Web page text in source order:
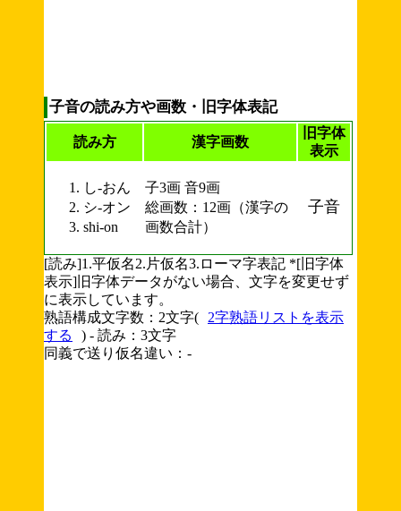
子音の読み方や画数・旧字体表記
読み方 漢字画数
旧字体
表示
し-おん
シ-オン
shi-on
子3画 音9画
総画数：12画（漢字の
画数合計）
子音
[読み]1.平仮名2.片仮名3.ローマ字表記 *[旧字体
表示]旧字体データがない場合、文字を変更せず
に表示しています。
熟語構成文字数：2文字(
2字熟語リストを表示
する
) - 読み：3文字
同義で送り仮名違い：-